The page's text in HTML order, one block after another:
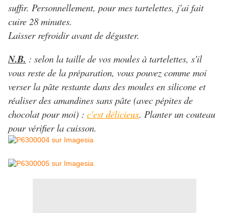
suffir. Personnellement, pour mes tartelettes, j'ai fait
cuire 28 minutes.
Laisser refroidir avant de déguster.
N.B. : selon la taille de vos moules à tartelettes, s'il
vous reste de la préparation, vous pouvez comme moi
verser la pâte restante dans des moules en silicone et
réaliser des amandines sans pâte (avec pépites de
chocolat pour moi) : c'est délicieux. Planter un couteau
pour vérifier la cuisson.